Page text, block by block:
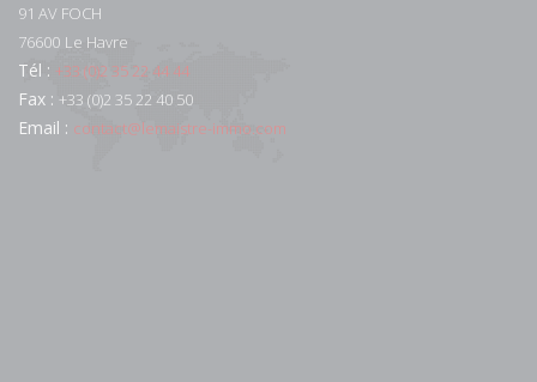
91 AV FOCH
76600 Le Havre
Tél : +33 (0)2 35 22 44 44
Fax : +33 (0)2 35 22 40 50
Email : contact@lemaistre-immo.com